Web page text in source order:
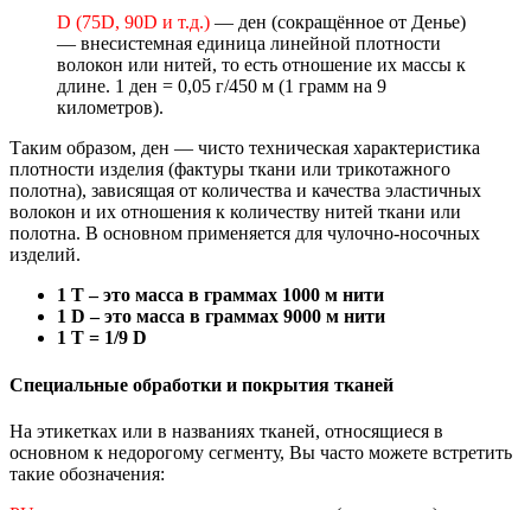
D (75D, 90D и т.д.) — ден (сокращённое от Денье)
— внесистемная единица линейной плотности
волокон или нитей, то есть отношение их массы к
длине. 1 ден = 0,05 г/450 м (1 грамм на 9
километров).
Таким образом, ден — чисто техническая характеристика
плотности изделия (фактуры ткани или трикотажного
полотна), зависящая от количества и качества эластичных
волокон и их отношения к количеству нитей ткани или
полотна. В основном применяется для чулочно-носочных
изделий.
1 T – это масса в граммах 1000 м нити
1 D – это масса в граммах 9000 м нити
1 T = 1/9 D
Специальные обработки и покрытия тканей
На этикетках или в названиях тканей, относящиеся в
основном к недорогому сегменту, Вы часто можете встретить
такие обозначения: